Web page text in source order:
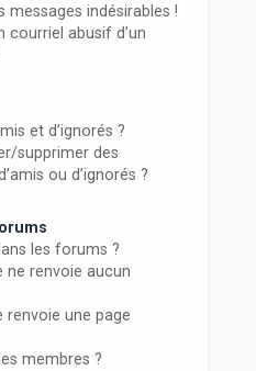
messages indésirables !
courriel abusif d’un
et d’ignorés ?
supprimer des
ou d’ignorés ?
les forums ?
ne renvoie aucun
renvoie une page
membres ?